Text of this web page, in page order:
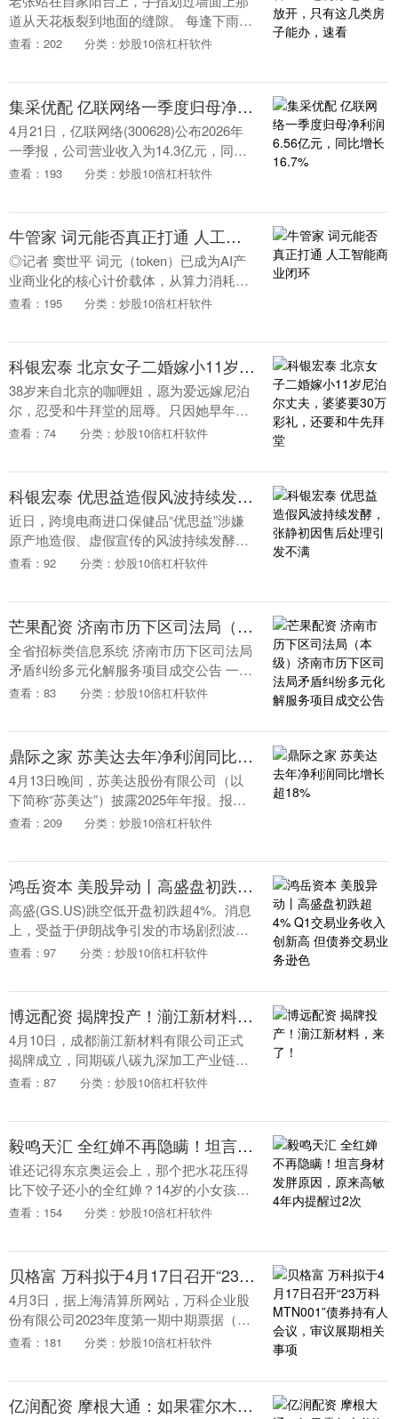
道从天花板裂到地面的缝隙。 每逢下雨，
雨水就顺着这道缝渗进来，墙皮一片片往
业机构鉴....
查看：202 分类：炒股10倍杠杆软件
集采优配 亿联网络一季度归母净利润6.56亿元，同比增长16.7%
4月21日，亿联网络(300628)公布2026年
一季报，公司营业收入为14.3亿元，同比
上升18.8%；归母净利润为6.56亿元，同
查看：193 分类：炒股10倍杠杆软件
牛管家 词元能否真正打通 人工智能商业闭环
◎记者 窦世平 词元（token）已成为AI产
业商业化的核心计价载体，从算力消耗计
量到服务价值结算，它被寄予破解AI“重投
调....
查看：195 分类：炒股10倍杠杆软件
科银宏泰 北京女子二婚嫁小11岁尼泊尔丈夫，婆婆要30万彩礼，还要和牛先拜堂
38岁来自北京的咖喱姐，愿为爱远嫁尼泊
尔，忍受和牛拜堂的屈辱。只因她早年丧
偶女子，婆婆又十分迷信。但即便如此，
泊尔这么穷，....
查看：74 分类：炒股10倍杠杆软件
科银宏泰 优思益造假风波持续发酵，张静初因售后处理引发不满
近日，跨境电商进口保健品“优思益”涉嫌
原产地造假、虚假宣传的风波持续发酵，
曾带货该产品的演员张静初因售后处理方
临退货无门、退....
查看：92 分类：炒股10倍杠杆软件
芒果配资 济南市历下区司法局（本级）济南市历下区司法局矛盾纠纷多元化解服务项目成交公告
全省招标类信息系统 济南市历下区司法局
矛盾纠纷多元化解服务项目成交公告 一、
项目编号：
名称：济南市历....
查看：83 分类：炒股10倍杠杆软件
鼎际之家 苏美达去年净利润同比增长超18%
4月13日晚间，苏美达股份有限公司（以
下简称“苏美达”）披露2025年年报。报告
显示，去年全年公司实现营业收入1178.11
查看：209 分类：炒股10倍杠杆软件
鸿岳资本 美股异动丨高盛盘初跌超4% Q1交易业务收入创新高 但债券交易业务逊色
高盛(GS.US)跳空低开盘初跌超4%。消息
上，受益于伊朗战争引发的市场剧烈波
动，高盛的股票交易业务收入达到了惊人
历史....
查看：97 分类：炒股10倍杠杆软件
博远配资 揭牌投产！湔江新材料，来了！
4月10日，成都湔江新材料有限公司正式
揭牌成立，同期碳八碳九深加工产业链项
目顺利投产。这标志着成都在新材料产业
一步。 据介绍....
查看：87 分类：炒股10倍杠杆软件
毅鸣天汇 全红婵不再隐瞒！坦言身材发胖原因，原来高敏4年内提醒过2次
谁还记得东京奥运会上，那个把水花压得
比下饺子还小的全红婵？14岁的小女孩凭
借着一手水花消失术火遍了全网，连外国
生吃跳水这碗饭....
查看：154 分类：炒股10倍杠杆软件
贝格富 万科拟于4月17日召开“23万科MTN001”债券持有人会议，审议展期相关事项
4月3日，据上海清算所网站，万科企业股
份有限公司2023年度第一期中期票据（23
万科MTN001）2026年第一次持有人会议
查看：181 分类：炒股10倍杠杆软件
亿润配资 摩根大通：如果霍尔木兹海峡的石油运输在5月中旬前仍受阻 油价存在升至每桶150美元以上的风险